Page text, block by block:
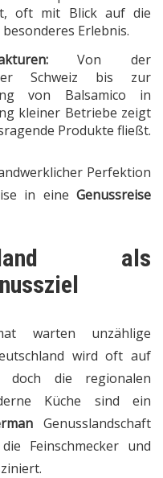
oft mit Blick auf die
Erlebnis.
Von der
Schweiz bis zur
von Balsamico in
kleiner Betriebe zeigt
Produkte fließt.
Perfektion
in eine Genussreise
als
warten unzählige
wird oft auf
die regionalen
Küche sind ein
Genusslandschaft
Feinschmecker und